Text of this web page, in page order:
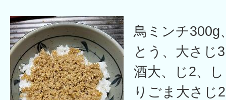
鳥ミンチ300g
とう、大さじ
酒大、じ2、
りごま大さじ